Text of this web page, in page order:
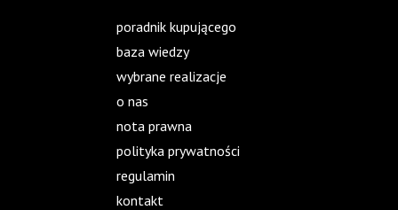
poradnik kupującego
baza wiedzy
wybrane realizacje
o nas
nota prawna
polityka prywatności
regulamin
kontakt